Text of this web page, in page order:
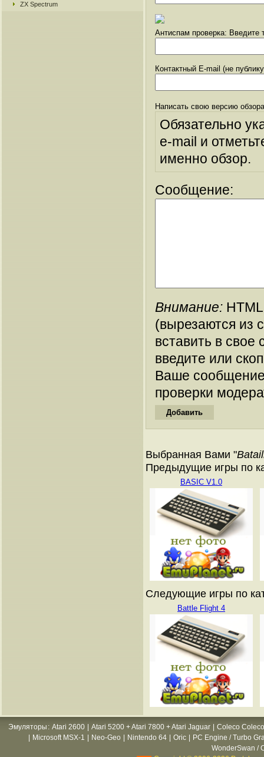
ZX Spectrum
Антиспам проверка: Введите
Контактный E-mail (не
Написать свою версию
Обязательно
e-mail и
именно обзор.
Сообщение:
Внимание:
(вырезаются из
вставить в
введите или
Ваше
проверки
Выбранная Вами "
Предыдущие игры по
BASIC V1.0
Следующие игры по
Battle Flight 4
Эмуляторы : Atari 2600 Atari 5200 + Atari 7800 + Atari Jaguar
Coleco
Microsoft MSX-1 Neo-Geo Nintendo 64 Oric
PC Engine / Turbo
WonderSwan /